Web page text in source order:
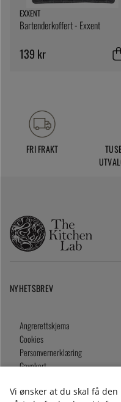
EXXENT
Bartenderkoffert - Exxent
139 kr
FRI FRAKT
NYHETSBREV
Angrerettskjema
Cookies
Personvernerklæring
Gavekort
Vi ønsker at du skal få